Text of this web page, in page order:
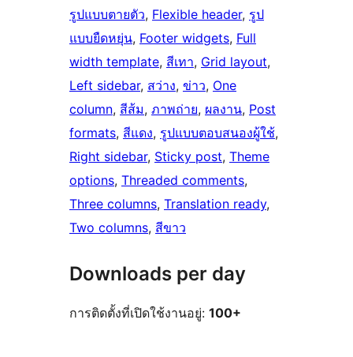
รูปแบบตายตัว, Flexible header, รูป
แบบยืดหยุ่น, Footer widgets, Full
width template, สีเทา, Grid layout
Left sidebar, สว่าง, ข่าว, One
column, สีส้ม, ภาพถ่าย, ผลงาน, Post
formats, สีแดง, รูปแบบตอบสนองผู้ใช้
Right sidebar, Sticky post, Theme
options, Threaded comments
Three columns, Translation ready
Two columns, สีขาว
Downloads per day
การติดตั้งที่เปิดใช้งานอยู่: 100+